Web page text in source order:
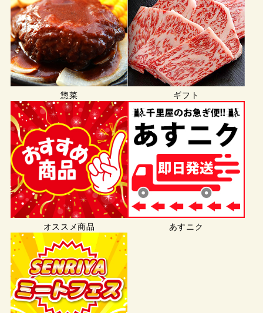
惣菜 ギフト
オススメ商品 あすニク